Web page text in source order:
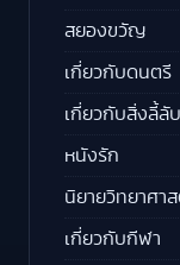
สยองขวัญ
เกี่ยวกับดนตรี
เกี่ยวกับสิ่งลี้ลับ
หนังรัก
นิยายวิทยาศา
เกี่ยวกับกีฬา